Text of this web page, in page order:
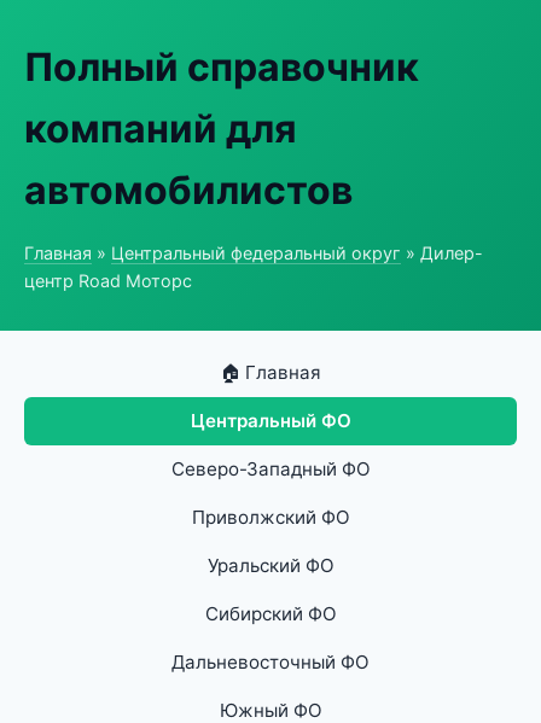
Полный справочник
компаний для
автомобилистов
Главная » Центральный федеральный округ » Дилер-
центр Road Моторс
🏠 Главная
Центральный ФО
Северо-Западный ФО
Приволжский ФО
Уральский ФО
Сибирский ФО
Дальневосточный ФО
Южный ФО